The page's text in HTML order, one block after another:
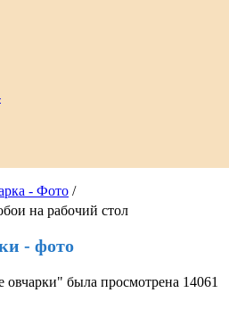
- Фото /
на рабочий стол
- фото
была просмотрена 14061